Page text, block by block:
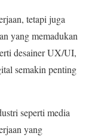
tetapi juga
yang memadukan
desainer UX/UI,
semakin penting
seperti media
yang